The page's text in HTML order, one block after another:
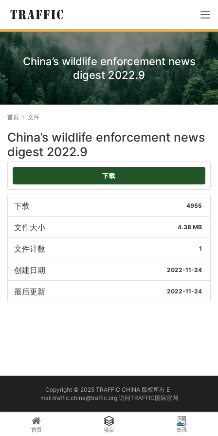
China’s wildlife enforcement news
digest 2022.9
首页 文件
China’s wildlife enforcement news
digest 2022.9
下载
下载 4955
文件大小 4.38 MB
文件计数 1
创建日期 2022-11-24
最后更新 2022-11-24
Copyright © 2025 TRAFFIC CHINA 版权所有 E-
mail:traffic.china@traffic.org 访问TRAFFIC国际官网
首页 项目 资讯